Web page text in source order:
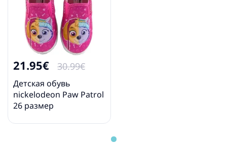
21.95€ 30.99€
Детская обувь
nickelodeon Paw Patrol
26 размер